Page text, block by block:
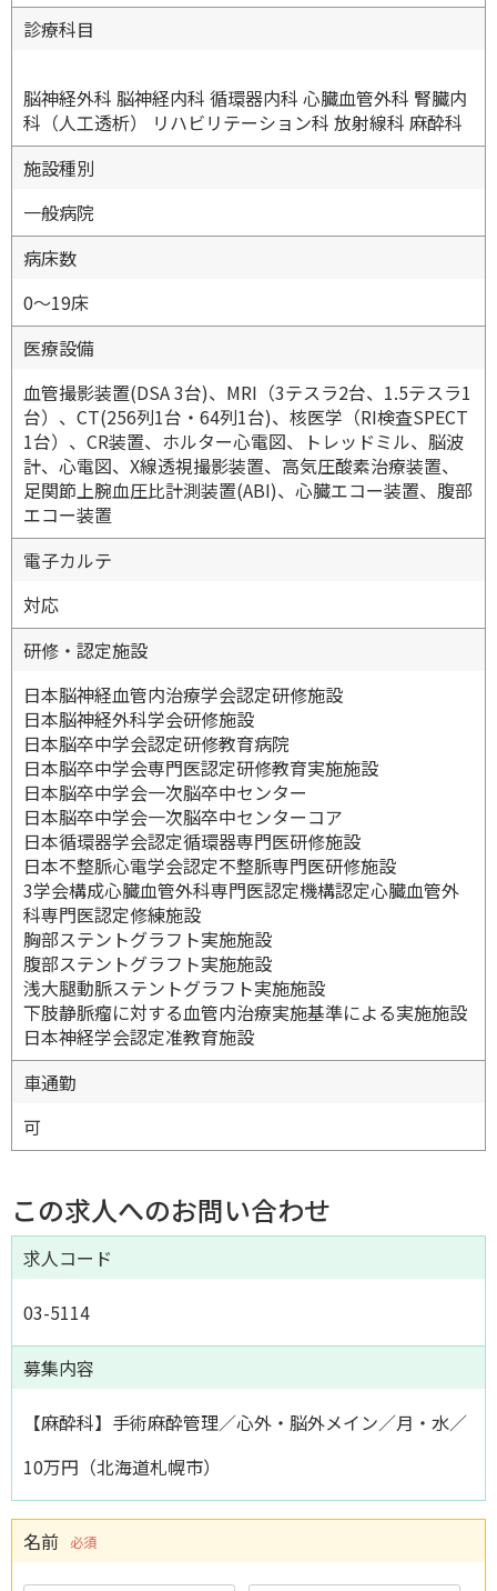
診療科目
脳神経外科 脳神経内科 循環器内科 心臓血管外科 腎臓内
科（人工透析） リハビリテーション科 放射線科 麻酔科
施設種別
一般病院
病床数
0〜19床
医療設備
血管撮影装置(DSA 3台)、MRI（3テスラ2台、1.5テスラ1
台）、CT(256列1台・64列1台)、核医学（RI検査SPECT
1台）、CR装置、ホルター心電図、トレッドミル、脳波
計、心電図、X線透視撮影装置、高気圧酸素治療装置、
足関節上腕血圧比計測装置(ABI)、心臓エコー装置、腹部
エコー装置
電子カルテ
対応
研修・認定施設
日本脳神経血管内治療学会認定研修施設
日本脳神経外科学会研修施設
日本脳卒中学会認定研修教育病院
日本脳卒中学会専門医認定研修教育実施施設
日本脳卒中学会一次脳卒中センター
日本脳卒中学会一次脳卒中センターコア
日本循環器学会認定循環器専門医研修施設
日本不整脈心電学会認定不整脈専門医研修施設
3学会構成心臓血管外科専門医認定機構認定心臓血管外
科専門医認定修練施設
胸部ステントグラフト実施施設
腹部ステントグラフト実施施設
浅大腿動脈ステントグラフト実施施設
下肢静脈瘤に対する血管内治療実施基準による実施施設
日本神経学会認定准教育施設
車通勤
可
この求人へのお問い合わせ
求人コード
03-5114
募集内容
【麻酔科】手術麻酔管理／心外・脳外メイン／月・水／
10万円（北海道札幌市）
名前 必須